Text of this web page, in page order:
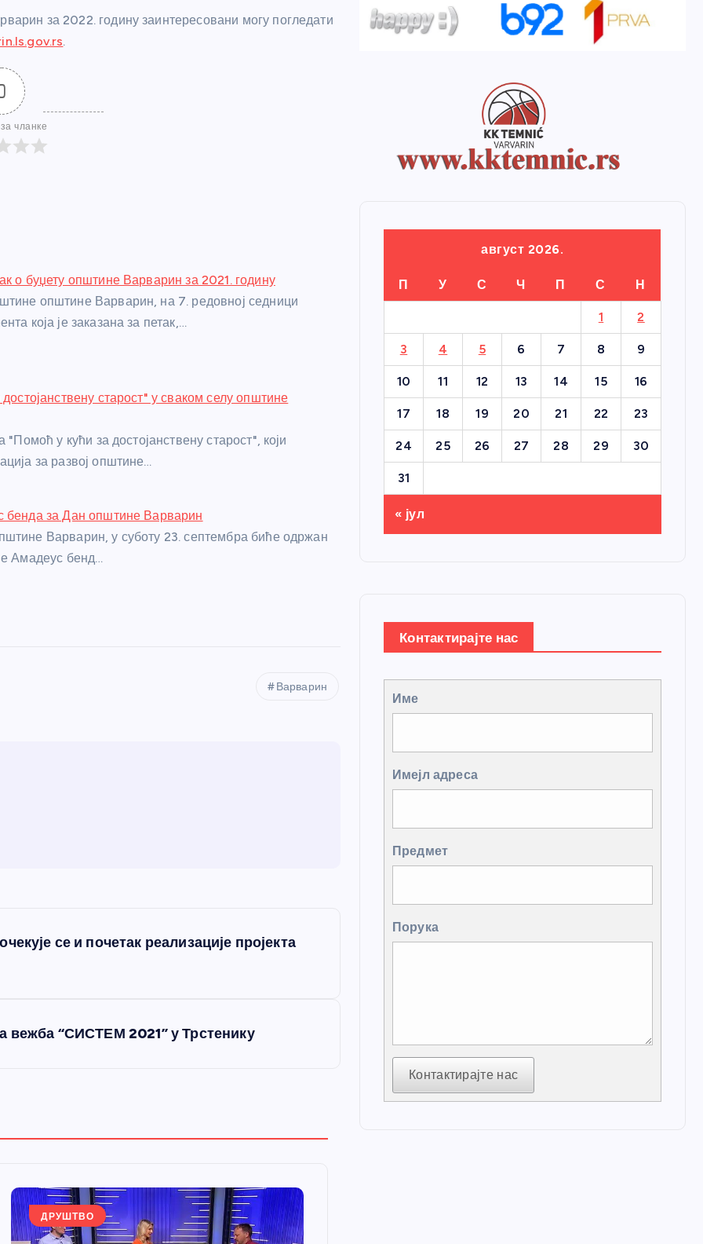
за 2022. годину заинтересовани могу погледати
.
чланке
о буџету општине Варварин за 2021. годину
општине Варварин, на 7. редовној седници
која је заказана за петак,…
старост" у сваком селу општине
"Помоћ у кући за достојанствену старост", који
за развој општине…
бенда за Дан општине Варварин
Варварин, у суботу 23. септембра биће одржан
Амадеус бенд…
Варварин
се и почетак реализације пројекта
вежба “СИСТЕМ 2021” у Трстенику
ДРУШТВО
август 2026.
П У С Ч П С Н
1 2
3 4 5 6 7 8 9
10 11 12 13 14 15 16
17 18 19 20 21 22 23
24 25 26 27 28 29 30
31
« јул
Контактирајте нас
Име
Имејл адреса
Предмет
Порука
Контактирајте нас